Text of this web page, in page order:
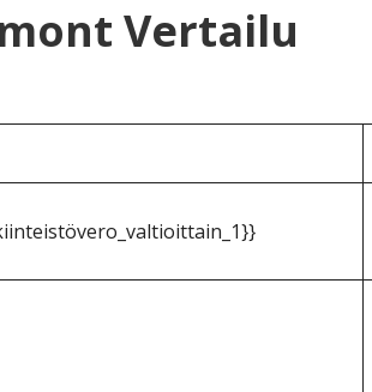
Vertailu